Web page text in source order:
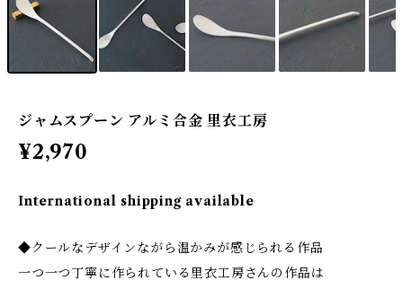
ジャムスプーン アルミ合金 里衣工房
¥2,970
International shipping available
◆クールなデザインながら温かみが感じられる作品
一つ一つ丁寧に作られている里衣工房さんの作品は